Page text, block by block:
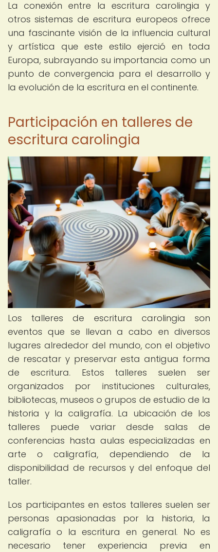
La conexión entre la escritura carolingia y
otros sistemas de escritura europeos ofrece
una fascinante visión de la influencia cultural
y artística que este estilo ejerció en toda
Europa, subrayando su importancia como un
punto de convergencia para el desarrollo y
la evolución de la escritura en el continente.
Participación en talleres de
escritura carolingia
Los talleres de escritura carolingia son
eventos que se llevan a cabo en diversos
lugares alrededor del mundo, con el objetivo
de rescatar y preservar esta antigua forma
de escritura. Estos talleres suelen ser
organizados por instituciones culturales,
bibliotecas, museos o grupos de estudio de la
historia y la caligrafía. La ubicación de los
talleres puede variar desde salas de
conferencias hasta aulas especializadas en
arte o caligrafía, dependiendo de la
disponibilidad de recursos y del enfoque del
taller.
Los participantes en estos talleres suelen ser
personas apasionadas por la historia, la
caligrafía o la escritura en general. No es
necesario tener experiencia previa en